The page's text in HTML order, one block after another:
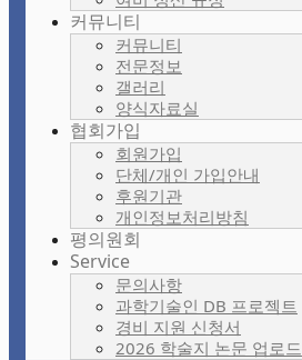
커뮤니티
커뮤니티
전문정보
갤러리
양식자료실
협회가입
회원가입
단체/개인 가입안내
후원기관
개인정보처리방침
평의원회
Service
문의사항
과학기술인 DB 프로젝트
경비 지원 신청서
2026 학술지 논문 업로드